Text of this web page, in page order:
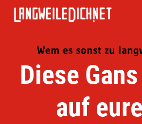
Wem es sonst zu
Diese
auf